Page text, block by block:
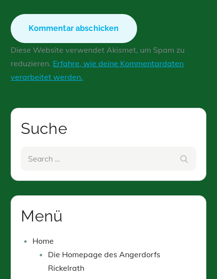
Diese Website verwendet Akismet, um Spam zu
reduzieren. Erfahre, wie deine Kommentardaten
verarbeitet werden.
Suche
Menü
Home
Die Homepage des Angerdorfs
Rickelrath